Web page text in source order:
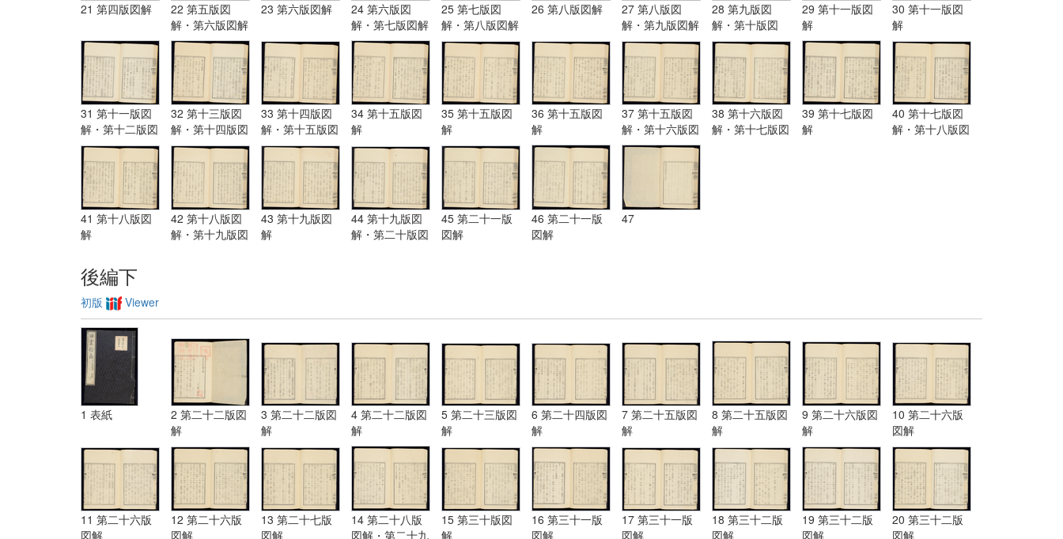
21 第四版図解
22 第五版図
解・第六版図解
23 第六版図解
24 第六版図
解・第七版図解
25 第七版図
解・第八版図解
26 第八版図解
27 第八版図
解・第九版図解
28 第九版図
解・第十版図
解・第十一版図
解
29 第十一版図
解
30 第十一版図
解
31 第十一版図
解・第十二版図
解・第十三版図
解
32 第十三版図
解・第十四版図
解
33 第十四版図
解・第十五版図
解
34 第十五版図
解
35 第十五版図
解
36 第十五版図
解
37 第十五版図
解・第十六版図
解
38 第十六版図
解・第十七版図
39 第十七版図
解
40 第十七版図
解・第十八版図
41 第十八版図
解
42 第十八版図
解・第十九版図
43 第十九版図
解
44 第十九版図
解・第二十版図
45 第二十一版
図解
46 第二十一版
図解
47
後編下
初版 Viewer
1 表紙
2 第二十二版図
解
3 第二十二版図
解
4 第二十二版図
解
5 第二十三版図
解
6 第二十四版図
解
7 第二十五版図
解
8 第二十五版図
解
9 第二十六版図
解
10 第二十六版
図解
11 第二十六版
図解
12 第二十六版
図解
13 第二十七版
図解
14 第二十八版
図解・第二十九
15 第三十版図
解
16 第三十一版
図解
17 第三十一版
図解
18 第三十二版
図解
19 第三十二版
図解
20 第三十二版
図解